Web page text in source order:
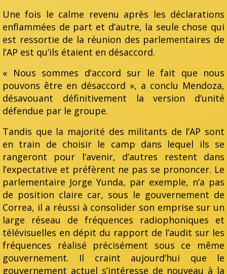
Une fois le calme revenu après les déclarations
enflammées de part et d’autre, la seule chose qui
est ressortie de la réunion des parlementaires de
l’AP est qu’ils étaient en désaccord.
« Nous sommes d’accord sur le fait que nous
pouvons être en désaccord », a conclu Mendoza,
désavouant définitivement la version d’unité
défendue par le groupe.
Tandis que la majorité des militants de l’AP sont
en train de choisir le camp dans lequel ils se
rangeront pour l’avenir, d’autres restent dans
l’expectative et préfèrent ne pas se prononcer. Le
parlementaire Jorge Yunda, par exemple, n’a pas
de position claire car, sous le gouvernement de
Correa, il a réussi à consolider son emprise sur un
large réseau de fréquences radiophoniques et
télévisuelles en dépit du rapport de l’audit sur les
fréquences réalisé précisément sous ce même
gouvernement. Il craint aujourd’hui que le
gouvernement actuel s’intéresse de nouveau à la